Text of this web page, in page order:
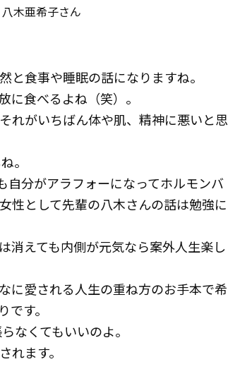
木亜希子さん
と食事や睡眠の話になりますね。
に食べるよね（笑）。
れがいちばん体や肌、精神に悪いと思
。
自分がアラフォーになってホルモンバ
性として先輩の八木さんの話は勉強に
消えても内側が元気なら案外人生楽し
に愛される人生の重ね方のお手本で希
す。
なくてもいいのよ。
れます。